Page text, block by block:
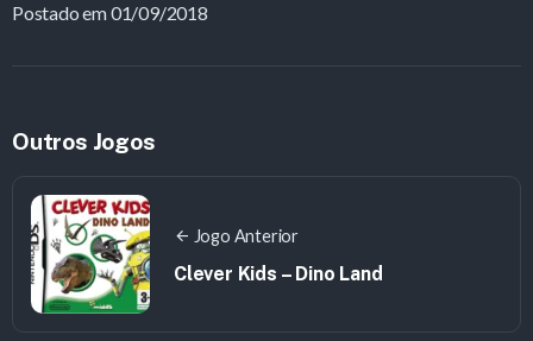
Postado em 01/09/2018
Outros Jogos
Jogo Anterior
Clever Kids – Dino Land